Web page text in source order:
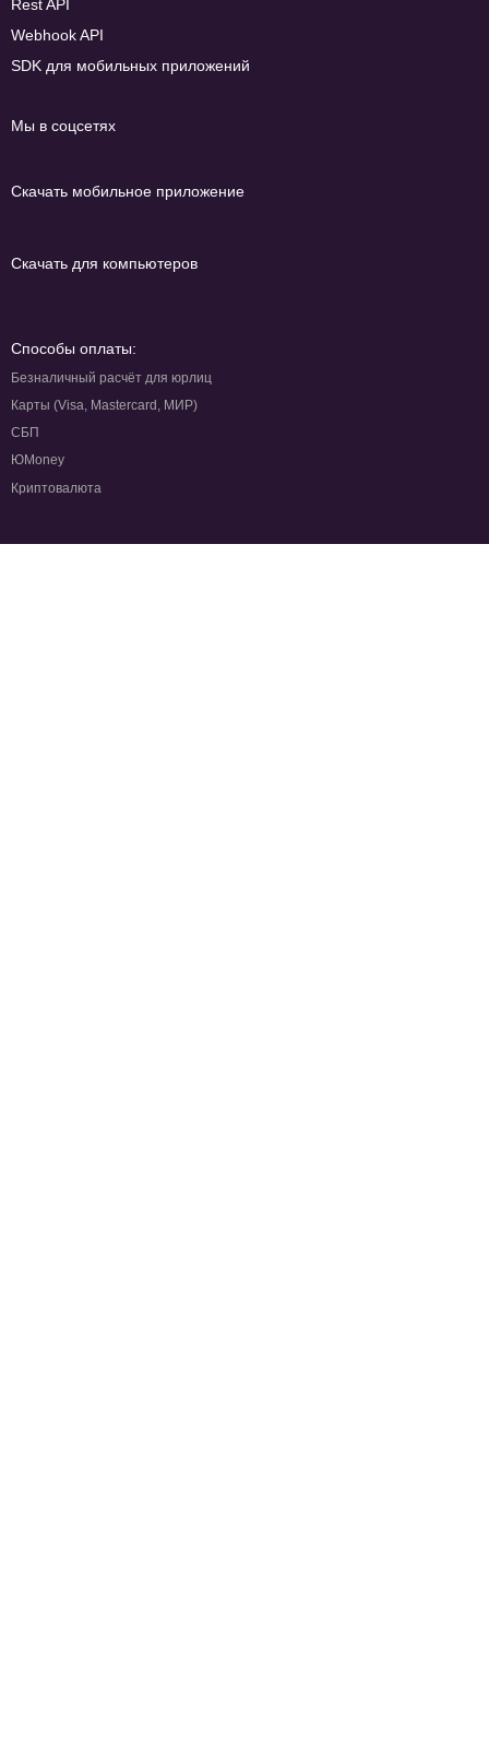
Rest API
Webhook API
SDK для мобильных приложений
Мы в соцсетях
Скачать мобильное приложение
Скачать для компьютеров
Способы оплаты:
Безналичный расчёт для юрлиц
Карты (Visa, Mastercard, МИР)
СБП
ЮMoney
Криптовалюта